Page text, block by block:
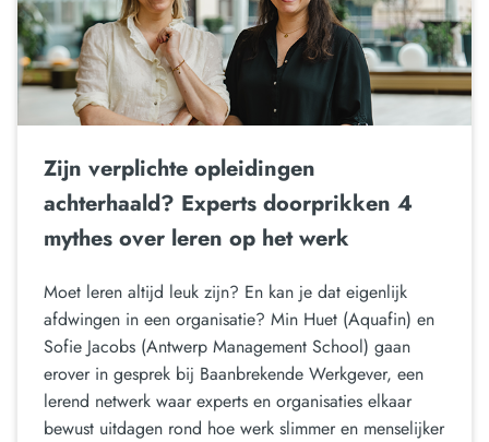
Zijn verplichte opleidingen
achterhaald? Experts doorprikken 4
mythes over leren op het werk
Moet leren altijd leuk zijn? En kan je dat eigenlijk
afdwingen in een organisatie? Min Huet (Aquafin) en
Sofie Jacobs (Antwerp Management School) gaan
erover in gesprek bij Baanbrekende Werkgever, een
lerend netwerk waar experts en organisaties elkaar
bewust uitdagen rond hoe werk slimmer en menselijker